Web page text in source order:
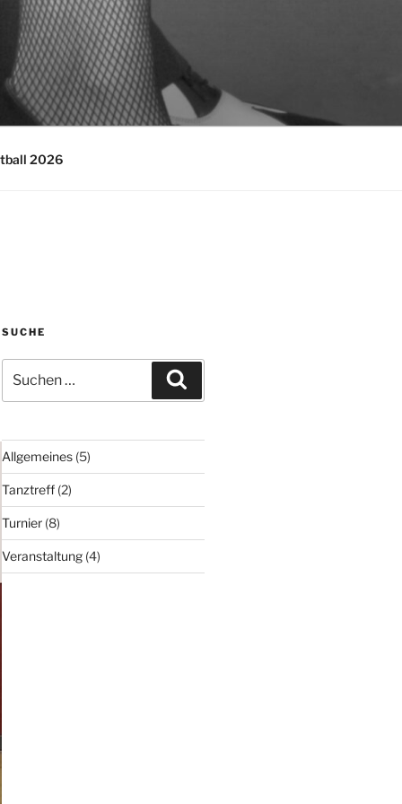
2026
SUCHE
nach:
Allgemeines (5)
Tanztreff (2)
Turnier (8)
Veranstaltung (4)